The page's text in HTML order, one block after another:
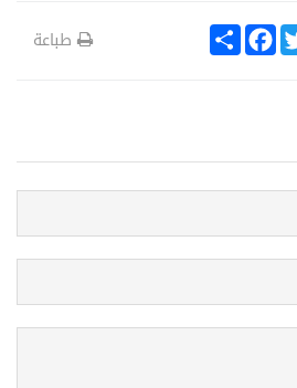
S
h
F
a
k
طباعة